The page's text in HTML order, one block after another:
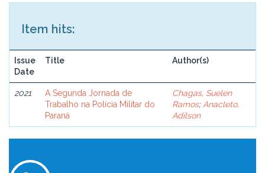
Item hits:
Issue
Date
Title Author(s)
2021
A Segunda Jornada de
Trabalho na Polícia Militar do
Paraná
Chagas, Suelen
Ramos; Anacleto,
Adilson